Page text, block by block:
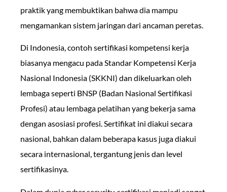
praktik yang membuktikan bahwa dia mampu
mengamankan sistem jaringan dari ancaman peretas.
Di Indonesia, contoh sertifikasi kompetensi kerja
biasanya mengacu pada Standar Kompetensi Kerja
Nasional Indonesia (SKKNI) dan dikeluarkan oleh
lembaga seperti BNSP (Badan Nasional Sertifikasi
Profesi) atau lembaga pelatihan yang bekerja sama
dengan asosiasi profesi. Sertifikat ini diakui secara
nasional, bahkan dalam beberapa kasus juga diakui
secara internasional, tergantung jenis dan level
sertifikasinya.